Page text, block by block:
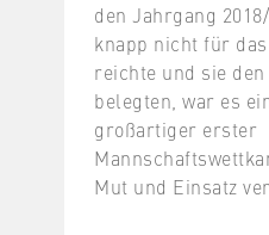
den Jahrgang
knapp nicht für
reichte und sie den
belegten, war es
großartiger erster
Mut und Einsatz